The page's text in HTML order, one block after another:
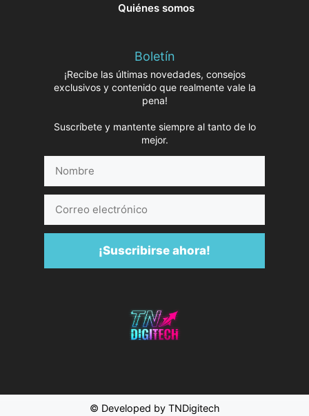
Quiénes somos
Boletín
¡Recibe las últimas novedades, consejos
exclusivos y contenido que realmente vale la
pena!
Suscríbete y mantente siempre al tanto de lo
mejor.
electrónico
¡Suscribirse ahora!